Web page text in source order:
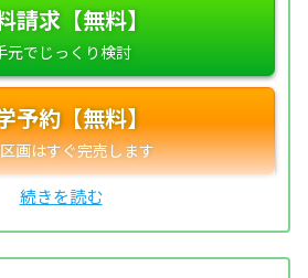
請求【無料】
予約【無料】